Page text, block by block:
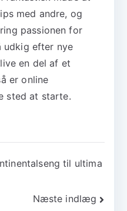
med andre, og
passionen for
udkig efter nye
en del af et
er online
sted at starte.
til ultima
Næste indlæg